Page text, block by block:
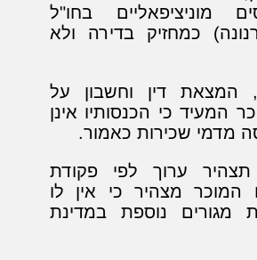
מוניציפאליים בחו"ל
כמחזיק בדירה ולא
המצאת דין וחשבון על
המעיד כי הכנסותיו אינן
מדמי שכירות כאמור.
ערוך לפי פקודת
המוכר מצהיר כי אין לו
מגורים נוספת במדינת